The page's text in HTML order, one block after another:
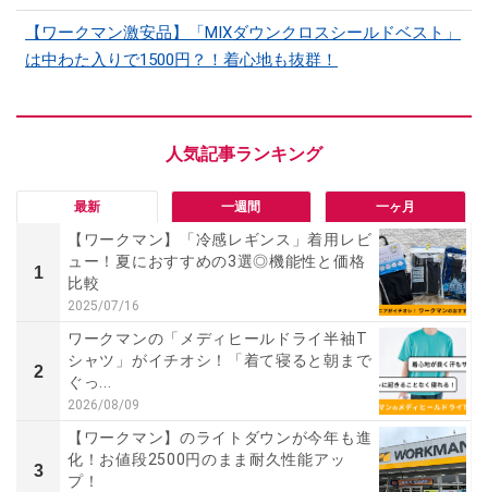
【ワークマン激安品】「MIXダウンクロスシールドベスト」
は中わた入りで1500円？！着心地も抜群！
最新 一週間 一ヶ月
1
【ワークマン】「冷感レギンス」着用レビ
ュー！夏におすすめの3選◎機能性と価格
比較
2025/07/16
2
ワークマンの「メディヒールドライ半袖T
シャツ」がイチオシ！「着て寝ると朝まで
ぐっ...
2026/08/09
3
【ワークマン】のライトダウンが今年も進
化！お値段2500円のまま耐久性能アッ
プ！